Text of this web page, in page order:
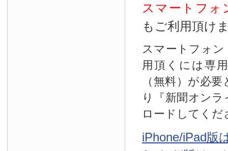
スマートフォ
もご利用頂け
スマートフォ
用頂くには専
（無料）が必
り『新聞オン
ロードしてくだ
iPhone/iPad版